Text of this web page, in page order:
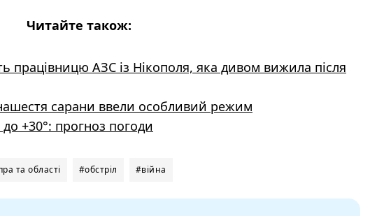
Читайте також:
працівницю АЗС із Нікополя, яка дивом вижила після
сарани ввели особливий режим
+30°: прогноз погоди
та області #обстріл #війна